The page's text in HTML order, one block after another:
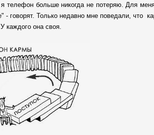
телефон больше никогда не потеряю. Для
говорят. Только недавно мне поведали, что
каждого она своя.